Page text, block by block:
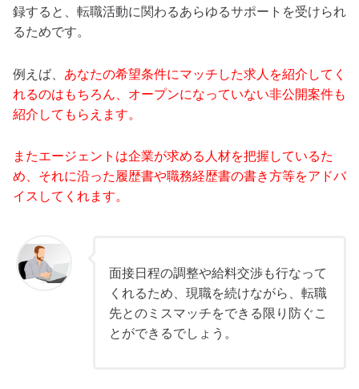
録すると、転職活動に関わるあらゆるサポートを受けられ
るためです。
例えば、 あなたの希望条件にマッチした求人を紹介してく
れるのはもちろん、オープンになっていない非公開案件も
紹介してもらえます。
またエージェントは企業が求める人材を把握しているた
め、それに沿った履歴書や職務経歴書の書き方等をアドバ
イスしてくれます。
面接日程の調整や給料交渉も行なって
くれるため、現職を続けながら、転職
先とのミスマッチをできる限り防ぐこ
とができるでしょう。